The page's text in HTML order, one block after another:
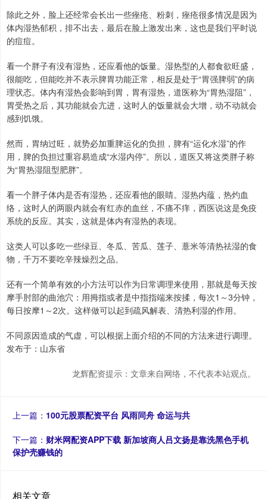
除此之外，脸上还经常会长出一些痤疮、粉刺，痤疮很多情况是因为
体内湿热郁积，排不出去，最后在脸上激发出来，这也是我们平时说
的痘痘。
看一个胖子有没有湿热，还应看他的饭量。湿热型的人都食欲旺盛，
很能吃，但能吃并不表示脾胃功能正常，相反是处于“胃强脾弱”的病
理状态。体内有湿热会影响到胃，胃有湿热，道医称为“胃热湿阻”，
胃受热之后，其功能就会亢进，这时人的饭量就会大增，动不动就会
感到饥饿。
然而，胃纳过旺，就势必加重脾运化的负担，脾有“运化水湿”的作
用，脾的负担过重容易造成“水湿内停”。所以，道医又将这类胖子称
为“胃热湿阻型肥胖”。
看一个胖子体内是否有湿热，还应看他的眼睛。湿热内蕴，热灼血
络，这时人的两眼内就会有红赤的血丝，不痛不痒，西医说这是免疫
系统的反应。其实，这就是体内有湿热的表现。
这类人可以多吃一些绿豆、冬瓜、苦瓜、莲子、薏米等清热祛湿的食
物，千万不要吃辛辣燥烈之品。
还有一个简单有效的小方法可以作为日常调理来使用，那就是每天按
摩手肘部的曲池穴：用拇指或者是中指指端来按揉，每次1～3分钟，
每日按摩1～2次。这样做可以起到疏风解表、清热利湿的作用。
不同原因造成的气虚，可以根据上面介绍的不同的方法来进行调理。
发布于：山东省
龙辉配资提示：文章来自网络，不代表本站观点。
上一篇： 100元股票配资平台 风雨同舟 命运与共
下一篇： 财米网配资APP下载 新加坡商人吕文扬是靠洗黑色手机
保护壳赚钱的
相关文章